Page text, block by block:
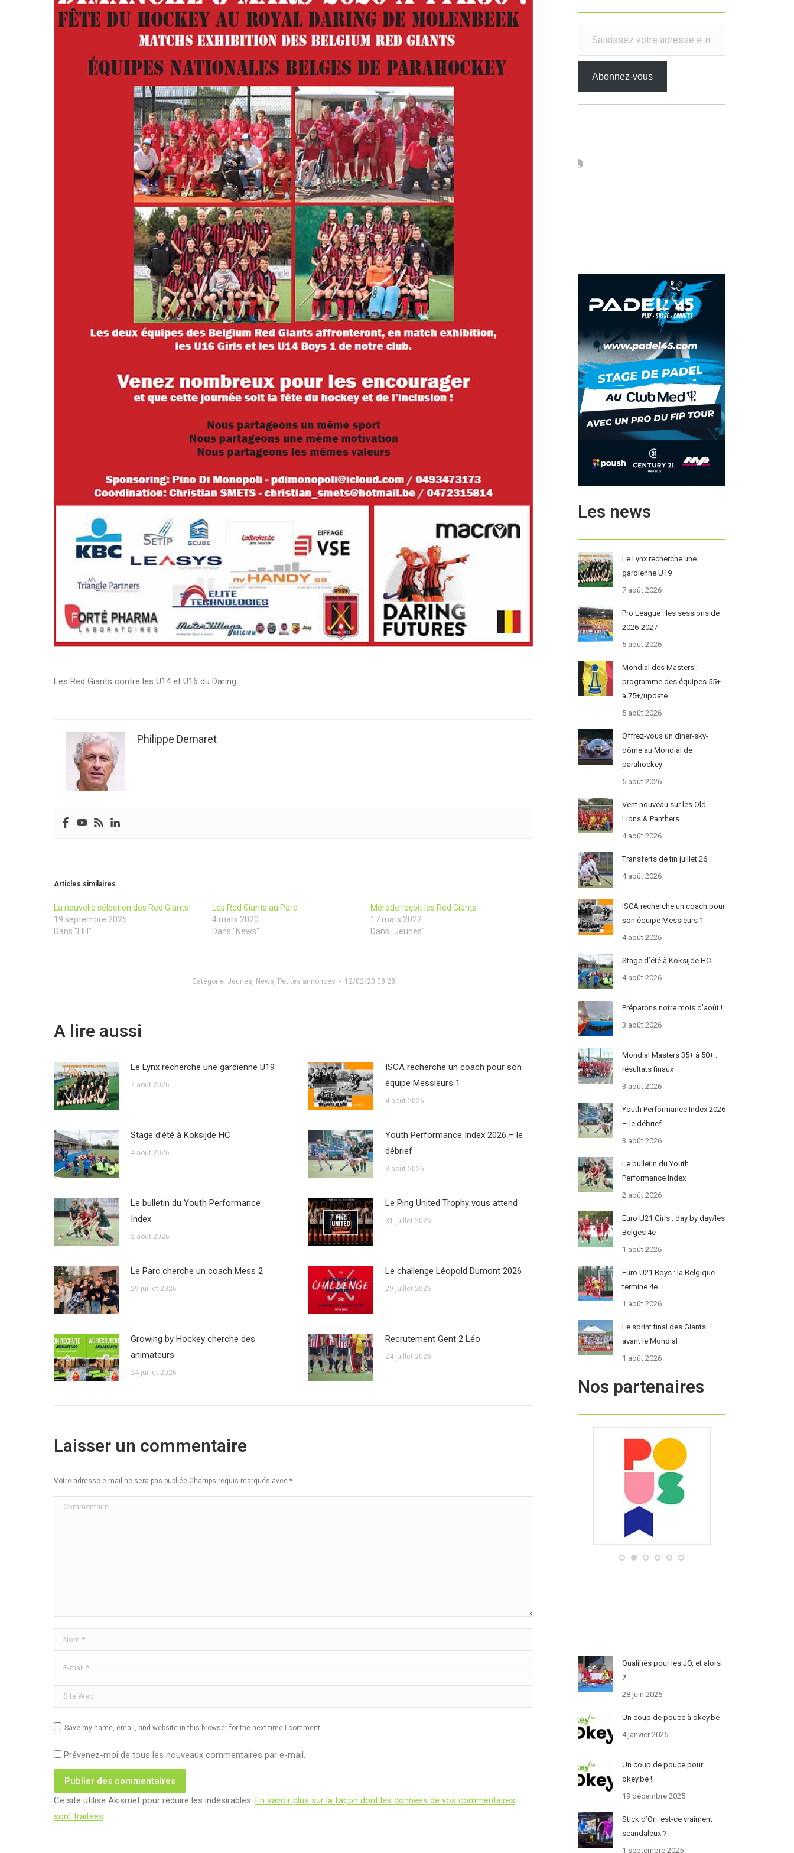
Les Red Giants contre les U14 et U16 du Daring
Philippe Demaret
Articles similaires
La nouvelle sélection des Red Giants
19 septembre 2025
Dans "FIH"
Les Red Giants au Parc
4 mars 2020
Dans "News"
Mérode reçoit les Red Giants
17 mars 2022
Dans "Jeunes"
Catégorie Jeunes, News, Petites annonces 12/02/20 08:28
A lire aussi
Le Lynx recherche une gardienne U19
7 août 2026
ISCA recherche un coach pour son
équipe Messieurs 1
4 août 2026
Stage d’été à Koksijde HC
4 août 2026
Youth Performance Index 2026 – le
débrief
3 août 2026
Le bulletin du Youth Performance
Index
2 août 2026
Le Ping United Trophy vous attend
31 juillet 2026
Le Parc cherche un coach Mess 2
29 juillet 2026
Le challenge Léopold Dumont 2026
29 juillet 2026
Growing by Hockey cherche des
animateurs
24 juillet 2026
Recrutement Gent 2 Léo
24 juillet 2026
Laisser un commentaire
Votre adresse e-mail ne sera pas publiée Champs requis marqués avec *
Commentaire
Nom *
E-mail *
Site Web
Save my name, email, and website in this browser for the next time I comment.
Prévenez-moi de tous les nouveaux commentaires par e-mail.
Publier des commentaires
Ce site utilise Akismet pour réduire les indésirables. En savoir plus sur la façon dont les données de vos commentaires
sont traitées.
Saisissez votre adresse e-mail…
Abonnez-vous
Les news
Le Lynx recherche une
gardienne U19
7 août 2026
Pro League : les sessions de
2026-2027
5 août 2026
Mondial des Masters :
programme des équipes 55+
à 75+/update
5 août 2026
Offrez-vous un dîner-sky-
dôme au Mondial de
parahockey
5 août 2026
Vent nouveau sur les Old
Lions & Panthers
4 août 2026
Transferts de fin juillet 26
4 août 2026
ISCA recherche un coach pour
son équipe Messieurs 1
4 août 2026
Stage d’été à Koksijde HC
4 août 2026
Préparons notre mois d’août !
3 août 2026
Mondial Masters 35+ à 50+ :
résultats finaux
3 août 2026
Youth Performance Index 2026
– le débrief
3 août 2026
Le bulletin du Youth
Performance Index
2 août 2026
Euro U21 Girls : day by day/les
Belges 4e
1 août 2026
Euro U21 Boys : la Belgique
termine 4e
1 août 2026
Le sprint final des Giants
avant le Mondial
1 août 2026
Nos partenaires
Qualifiés pour les JO, et alors
?
28 juin 2026
Un coup de pouce à okey.be
4 janvier 2026
Un coup de pouce pour
okey.be !
19 décembre 2025
Stick d’Or : est-ce vraiment
scandaleux ?
1 septembre 2025